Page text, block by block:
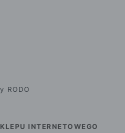
RODO
INTERNETOWEGO